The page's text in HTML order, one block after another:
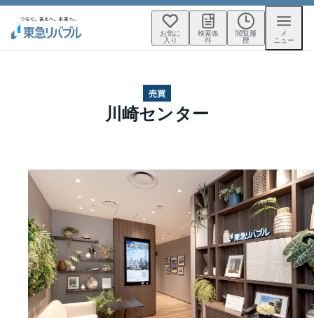
お気に
入り
検索条
件
閲覧履
歴
メ
ニュー
売買
川崎センター